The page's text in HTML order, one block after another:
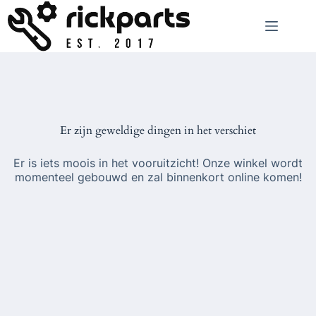
naar
de
inhoud
Er zijn geweldige dingen in het verschiet
Er is iets moois in het vooruitzicht! Onze winkel wordt
momenteel gebouwd en zal binnenkort online komen!